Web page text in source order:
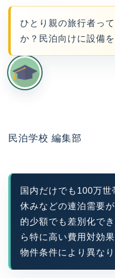
ひとり親の旅行者っ
か？民泊向けに設備
民泊学校 編集部
国内だけでも100万
休みなどの連泊需要
的少額でも差別化で
ら特に高い費用対効
物件条件により異なり